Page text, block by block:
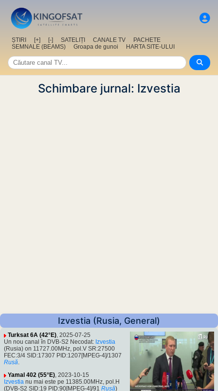
ȘTIRI [+] [-] SATELIȚI CANALE TV
PACHETE
SEMNALE (BEAMS)
Groapa de gunoi HARTA SITE-ULUI
Schimbare jurnal: Izvestia
Izvestia (Rusia, General)
Turksat 6A (42°E), 2025-07-25
Un nou canal în DVB-S2 Necodat: Izvestia
(Rusia) on 11727.00MHz, pol.V SR:27500
FEC:3/4 SID:17307 PID:1207[MPEG-4]/1307
Rusă.
Yamal 402 (55°E), 2023-10-15
Izvestia nu mai este pe 11385.00MHz, pol.H
(DVB-S2 SID:19 PID:90[MPEG-4]/91 Rusă)